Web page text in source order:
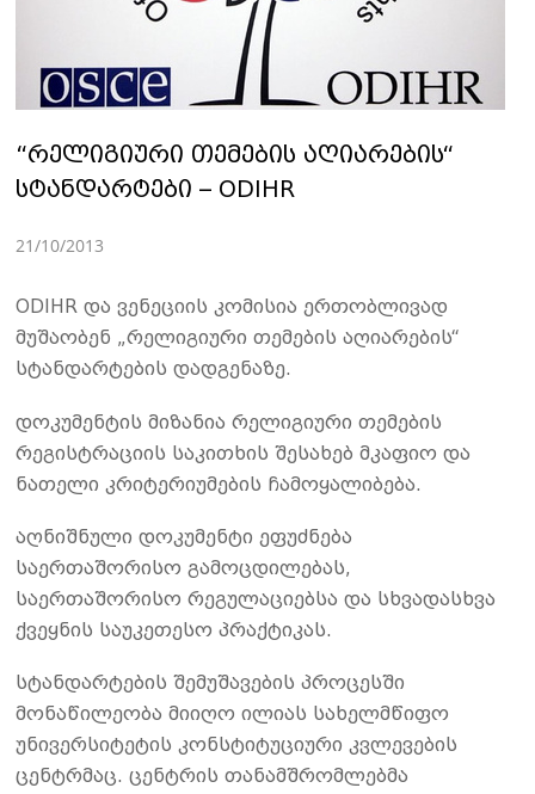
“რელიგიური თემების აღიარების“
სტანდარტები – ODIHR
21/10/2013
ODIHR და ვენეციის კომისია ერთობლივად
მუშაობენ „რელიგიური თემების აღიარების“
სტანდარტების დადგენაზე.
დოკუმენტის მიზანია რელიგიური თემების
რეგისტრაციის საკითხის შესახებ მკაფიო და
ნათელი კრიტერიუმების ჩამოყალიბება.
აღნიშნული დოკუმენტი ეფუძნება
საერთაშორისო გამოცდილებას,
საერთაშორისო რეგულაციებსა და სხვადასხვა
ქვეყნის საუკეთესო პრაქტიკას.
სტანდარტების შემუშავების პროცესში
მონაწილეობა მიიღო ილიას სახელმწიფო
უნივერსიტეტის კონსტიტუციური კვლევების
ცენტრმაც. ცენტრის თანამშრომლებმა